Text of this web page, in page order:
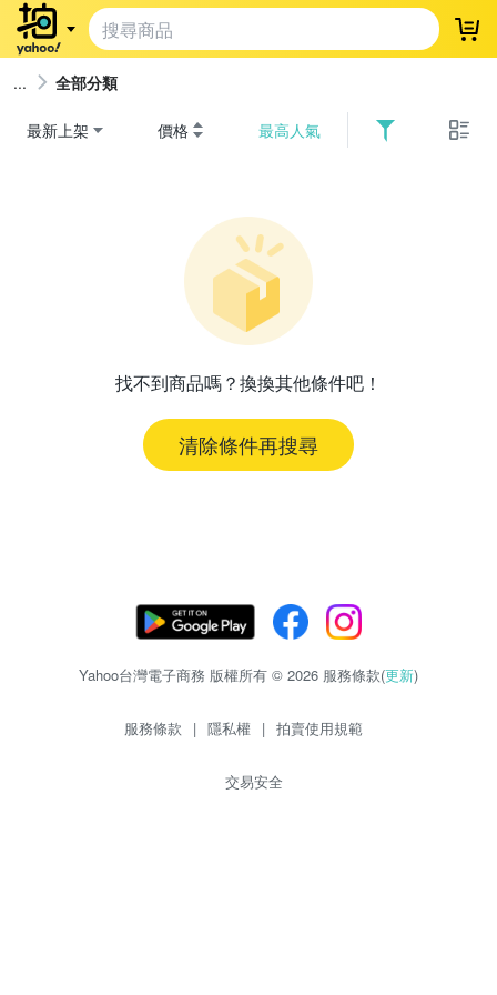
登
全部分類
最新上架 價格 最高人氣
找不到商品嗎？換換其他條件吧！
清除條件再搜尋
Yahoo台灣電子商務 版權所有 © 2026 服務條款(更新)
服務條款 | 隱私權 | 拍賣使用規範
交易安全